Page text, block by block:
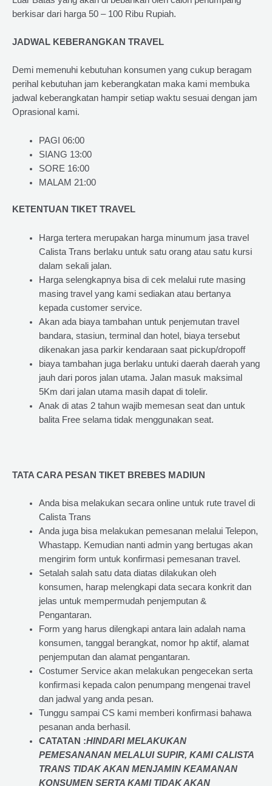
berkisar dari harga 50 – 100 Ribu Rupiah.
JADWAL KEBERANGKAN TRAVEL
Demi memenuhi kebutuhan konsumen yang cukup beragam
perihal kebutuhan jam keberangkatan maka kami membuka
jadwal keberangkatan hampir setiap waktu sesuai dengan jam
Oprasional kami.
PAGI 06:00
SIANG 13:00
SORE 16:00
MALAM 21:00
KETENTUAN TIKET TRAVEL
Harga tertera merupakan harga minumum jasa travel
Calista Trans berlaku untuk satu orang atau satu kursi
dalam sekali jalan.
Harga selengkapnya bisa di cek melalui rute masing
masing travel yang kami sediakan atau bertanya
kepada customer service.
Akan ada biaya tambahan untuk penjemutan travel
bandara, stasiun, terminal dan hotel, biaya tersebut
dikenakan jasa parkir kendaraan saat pickup/dropoff
biaya tambahan juga berlaku untuki daerah daerah yang
jauh dari poros jalan utama. Jalan masuk maksimal
5Km dari jalan utama masih dapat di tolelir.
Anak di atas 2 tahun wajib memesan seat dan untuk
balita Free selama tidak menggunakan seat.
TATA CARA PESAN TIKET BREBES MADIUN
Anda bisa melakukan secara online untuk rute travel di
Calista Trans
Anda juga bisa melakukan pemesanan melalui Telepon,
Whastapp. Kemudian nanti admin yang bertugas akan
mengirim form untuk konfirmasi pemesanan travel.
Setalah salah satu data diatas dilakukan oleh
konsumen, harap melengkapi data secara konkrit dan
jelas untuk mempermudah penjemputan &
Pengantaran.
Form yang harus dilengkapi antara lain adalah nama
konsumen, tanggal berangkat, nomor hp aktif, alamat
penjemputan dan alamat pengantaran.
Costumer Service akan melakukan pengecekan serta
konfirmasi kepada calon penumpang mengenai travel
dan jadwal yang anda pesan.
Tunggu sampai CS kami memberi konfirmasi bahawa
pesanan anda berhasil.
CATATAN :HINDARI MELAKUKAN
PEMESANANAN MELALUI SUPIR, KAMICALISTA
TRANSTIDAK AKAN MENJAMINKEAMANAN
KONSUMEN SERTA KAMI TIDAK AKAN